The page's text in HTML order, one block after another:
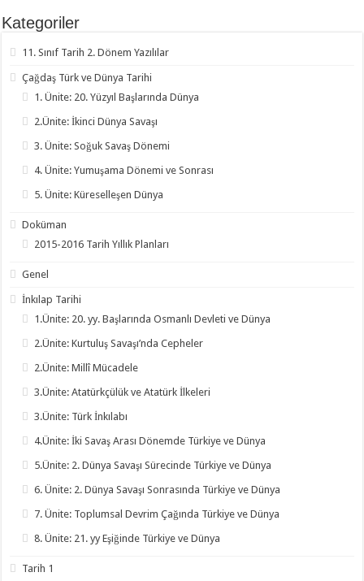
Kategoriler
11. Sınıf Tarih 2. Dönem Yazılılar
Çağdaş Türk ve Dünya Tarihi
1. Ünite: 20. Yüzyıl Başlarında Dünya
2.Ünite: İkinci Dünya Savaşı
3. Ünite: Soğuk Savaş Dönemi
4. Ünite: Yumuşama Dönemi ve Sonrası
5. Ünite: Küreselleşen Dünya
Doküman
2015-2016 Tarih Yıllık Planları
Genel
İnkılap Tarihi
1.Ünite: 20. yy. Başlarında Osmanlı Devleti ve Dünya
2.Ünite: Kurtuluş Savaşı’nda Cepheler
2.Ünite: Millî Mücadele
3.Ünite: Atatürkçülük ve Atatürk İlkeleri
3.Ünite: Türk İnkılabı
4.Ünite: İki Savaş Arası Dönemde Türkiye ve Dünya
5.Ünite: 2. Dünya Savaşı Sürecinde Türkiye ve Dünya
6. Ünite: 2. Dünya Savaşı Sonrasında Türkiye ve Dünya
7. Ünite: Toplumsal Devrim Çağında Türkiye ve Dünya
8. Ünite: 21. yy Eşiğinde Türkiye ve Dünya
Tarih 1